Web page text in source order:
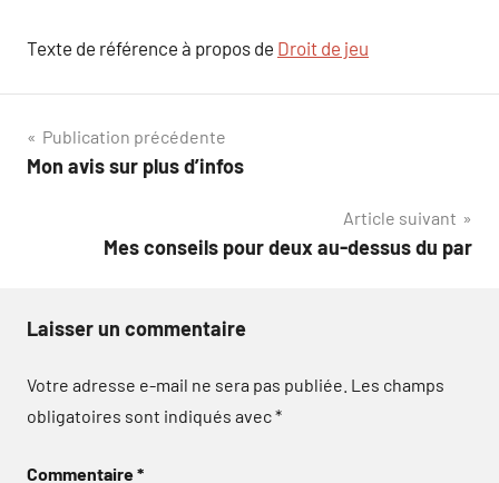
Texte de référence à propos de Droit de jeu
Navigation
de
Publication précédente
Mon avis sur plus d’infos
Article suivant
Mes conseils pour deux au-dessus du par
Laisser un commentaire
Votre adresse e-mail ne sera pas publiée. Les champs
obligatoires sont indiqués avec*
Commentaire*